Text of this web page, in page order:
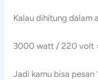
Kalau dihitung dalam
3000 watt / 220 volt
Jadi kamu bisa pesan